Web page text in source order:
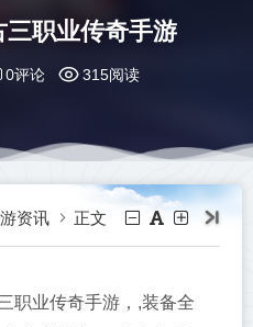
职业传奇手游
0评论 315阅读
资讯 正文
职业传奇手游，,装备全